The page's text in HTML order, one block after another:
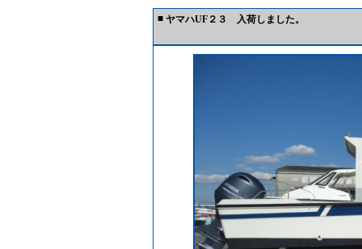
■ ヤマハUF２３ 入荷しました。